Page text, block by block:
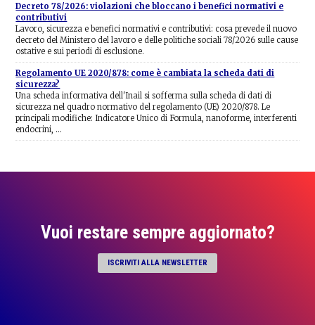
Decreto 78/2026: violazioni che bloccano i benefici normativi e
contributivi
Lavoro, sicurezza e benefici normativi e contributivi: cosa prevede il nuovo
decreto del Ministero del lavoro e delle politiche sociali 78/2026 sulle cause
ostative e sui periodi di esclusione.
Regolamento UE 2020/878: come è cambiata la scheda dati di
sicurezza?
Una scheda informativa dell'Inail si sofferma sulla scheda di dati di
sicurezza nel quadro normativo del regolamento (UE) 2020/878. Le
principali modifiche: Indicatore Unico di Formula, nanoforme, interferenti
endocrini, …
Vuoi restare sempre aggiornato?
ISCRIVITI ALLA NEWSLETTER